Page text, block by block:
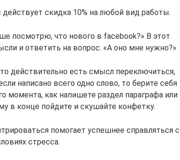
скидка 10% на любой вид работы.
посмотрю, что нового в facebook?» В этот
и ответить на вопрос: «А оно мне нужно?»
действительно есть смысл переключиться,
написано всего одно слово, то берите себя
момента, как напишете раздел параграфа или
в конце пойдите и скушайте конфетку.
помогает успешнее справляться с
стресса.